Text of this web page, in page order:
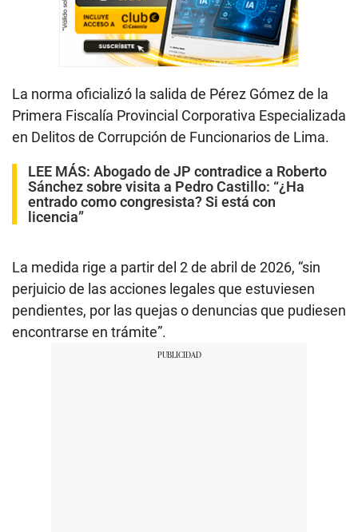
La norma oficializó la salida de Pérez Gómez de la
Primera Fiscalía Provincial Corporativa Especializada
en Delitos de Corrupción de Funcionarios de Lima.
LEE MÁS: Abogado de JP contradice a Roberto
Sánchez sobre visita a Pedro Castillo: “¿Ha
entrado como congresista? Si está con
licencia”
La medida rige a partir del 2 de abril de 2026, “sin
perjuicio de las acciones legales que estuviesen
pendientes, por las quejas o denuncias que pudiesen
encontrarse en trámite”.